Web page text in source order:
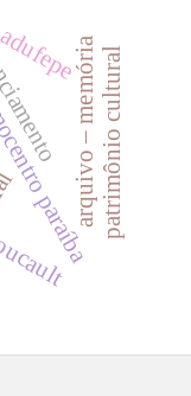
paraíba
arquivo – memóriapatrimônio cultural